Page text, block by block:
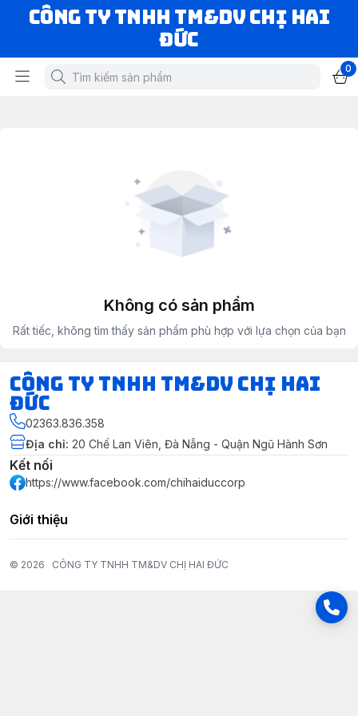
CÔNG TY TNHH TM&DV CHỊ HAI
ĐỨC
0
Không có sản phẩm
Rất tiếc, không tìm thấy sản phẩm phù hợp với lựa chọn của bạn
CÔNG TY TNHH TM&DV CHỊ HAI
ĐỨC
02363.836.358
Địa chỉ: 20 Chế Lan Viên, Đà Nẵng - Quận Ngũ Hành Sơn
Kết nối
https://www.facebook.com/chihaiduccorp
Giới thiệu
© 2026 CÔNG TY TNHH TM&DV CHỊ HAI ĐỨC